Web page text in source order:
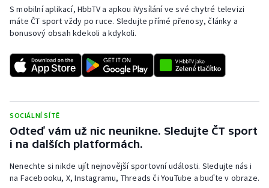
Stolní tenis
Veslování
Vodní slalom
Volejbal
Ostatní
S mobilní aplikací, HbbTV a apkou iVysílání ve své chytré televizi
máte ČT sport vždy po ruce. Sledujte přímé přenosy, články a
bonusový obsah kdekoli a kdykoli.
SOCIÁLNÍ SÍTĚ
Odteď vám už nic neunikne. Sledujte ČT sport
i na dalších platformách.
Nenechte si nikde ujít nejnovější sportovní události. Sledujte nás i
na Facebooku, X, Instagramu, Threads či YouTube a buďte v obraze.